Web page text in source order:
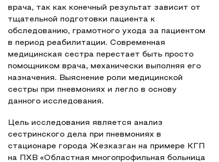
врача, так как конечный результат зависит от
тщательной подготовки пациента к
обследованию, грамотного ухода за пациентом
в период реабилитации. Современная
медицинская сестра перестает быть просто
помощником врача, механически выполняя его
назначения. Выяснение роли медицинской
сестры при пневмониях и легло в основу
данного исследования.
Цель исследования является анализ
сестринского дела при пневмониях в
стационаре города Жезказган на примере КГП
на ПХВ «Областная многопрофильная больница